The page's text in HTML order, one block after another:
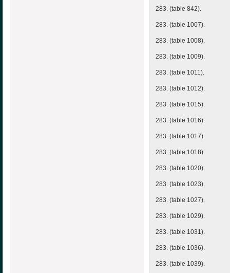
283. (table 842).
283. (table 1007).
283. (table 1008).
283. (table 1009).
283. (table 1011).
283. (table 1012).
283. (table 1015).
283. (table 1016).
283. (table 1017).
283. (table 1018).
283. (table 1020).
283. (table 1023).
283. (table 1027).
283. (table 1029).
283. (table 1031).
283. (table 1036).
283. (table 1039).